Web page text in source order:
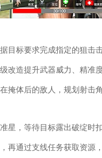
目标要求完成指定的狙击击
改造提升武器威力、精准
掩体后的敌人，规划射击
星，等待目标露出破绽时
再通过支线任务获取资源